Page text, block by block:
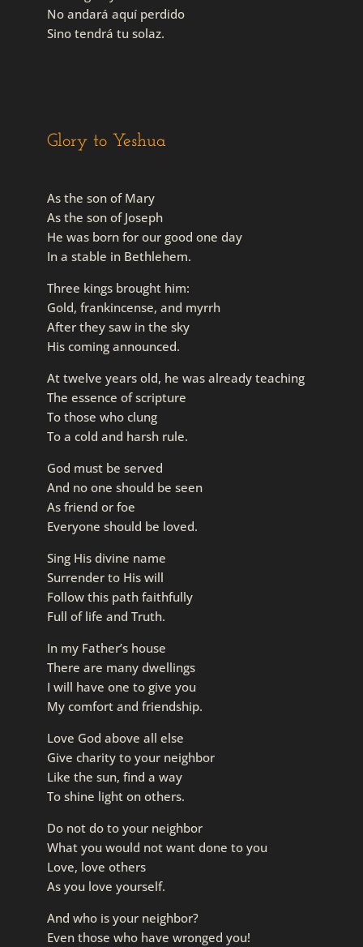
No andará aquí perdido
Sino tendrá tu solaz.
Glory to Yeshua
As the son of Mary
As the son of Joseph
He was born for our good one day
In a stable in Bethlehem.
Three kings brought him:
Gold, frankincense, and myrrh
After they saw in the sky
His coming announced.
At twelve years old, he was already teaching
The essence of scripture
To those who clung
To a cold and harsh rule.
God must be served
And no one should be seen
As friend or foe
Everyone should be loved.
Sing His divine name
Surrender to His will
Follow this path faithfully
Full of life and Truth.
In my Father’s house
There are many dwellings
I will have one to give you
My comfort and friendship.
Love God above all else
Give charity to your neighbor
Like the sun, find a way
To shine light on others.
Do not do to your neighbor
What you would not want done to you
Love, love others
As you love yourself.
And who is your neighbor?
Even those who have wronged you!